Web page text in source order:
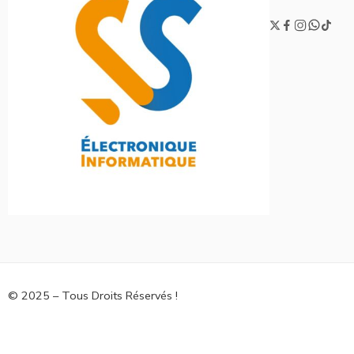
© 2025 – Tous Droits Réservés !